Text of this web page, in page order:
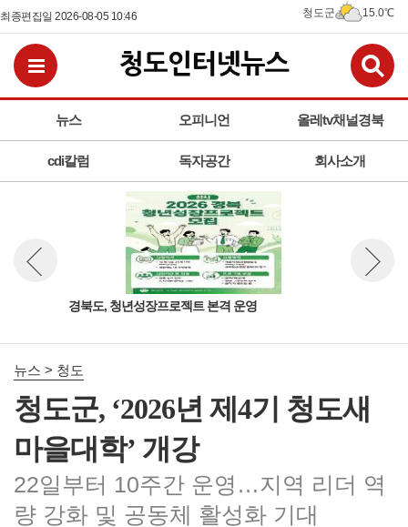
최종편집일 2026-08-05 10:46 청도군 15.0℃
뉴스 오피니언 올레tv채널경북
cdi칼럼 독자공간 회사소개
전체메뉴보기
경북도, 청년성장프로젝트 본격 운영
뉴스 이전보기
뉴스 > 청도
청도군, ‘2026년 제4기 청도새
마을대학’ 개강
22일부터 10주간 운영…지역 리더 역
량 강화 및 공동체 활성화 기대